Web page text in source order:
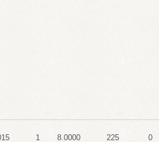
1 8.0000 225 0